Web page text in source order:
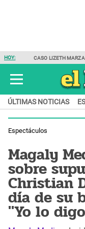
HOY: CASO LIZETH
ÚLTIMAS NOTICIAS
Espectáculos
Magaly
sobre
Christian
día de su
"Yo lo